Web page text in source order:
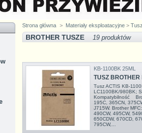
Strona główna > Materiały eksploatacyjne >
BROTHER TUSZE 19 produktów
KB-1100BK 25ML
TUSZ
Tusz ACTIS KB-
LC1100BK/980BK;
Kompatybilność
195C, 365CN,
J715W. Brother
490CW, 495CW,
650CDW, 670CD,
795CW,...